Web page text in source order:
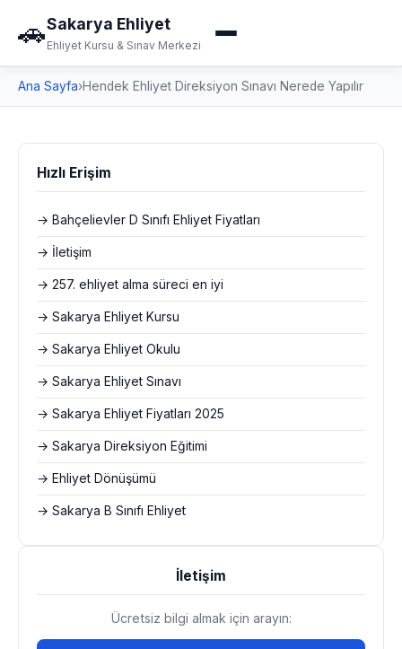
🚗Sakarya Ehliyet
Ehliyet Kursu & Sınav Merkezi
Ana Sayfa›Hendek Ehliyet Direksiyon Sınavı Nerede Yapılır
Hızlı Erişim
→ Bahçelievler D Sınıfı Ehliyet Fiyatları
→ İletişim
→ 257. ehliyet alma süreci en iyi
→ Sakarya Ehliyet Kursu
→ Sakarya Ehliyet Okulu
→ Sakarya Ehliyet Sınavı
→ Sakarya Ehliyet Fiyatları 2025
→ Sakarya Direksiyon Eğitimi
→ Ehliyet Dönüşümü
→ Sakarya B Sınıfı Ehliyet
İletişim
Ücretsiz bilgi almak için arayın: